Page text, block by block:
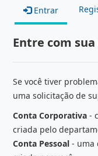
Entrar
Entre com
Se você tiver
uma solicitação de
Conta Corporativa -
criada pelo
Conta Pessoal - uma